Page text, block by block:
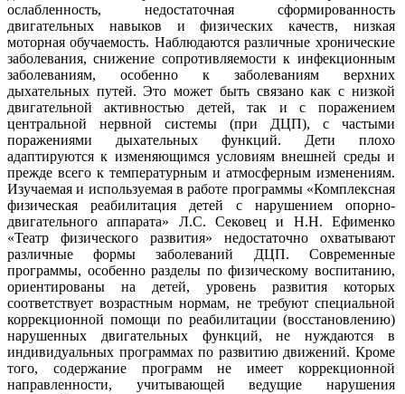
ослабленность, недостаточная сформированность
двигательных навыков и физических качеств, низкая
моторная обучаемость. Наблюдаются различные хронические
заболевания, снижение сопротивляемости к инфекционным
заболеваниям, особенно к заболеваниям верхних
дыхательных путей. Это может быть связано как с низкой
двигательной активностью детей, так и с поражением
центральной нервной системы (при ДЦП), с частыми
поражениями дыхательных функций. Дети плохо
адаптируются к изменяющимся условиям внешней среды и
прежде всего к температурным и атмосферным изменениям.
Изучаемая и используемая в работе программы «Комплексная
физическая реабилитация детей с нарушением опорно-
двигательного аппарата» Л.С. Сековец и Н.Н. Ефименко
«Театр физического развития» недостаточно охватывают
различные формы заболеваний ДЦП. Современные
программы, особенно разделы по физическому воспитанию,
ориентированы на детей, уровень развития которых
соответствует возрастным нормам, не требуют специальной
коррекционной помощи по реабилитации (восстановлению)
нарушенных двигательных функций, не нуждаются в
индивидуальных программах по развитию движений. Кроме
того, содержание программ не имеет коррекционной
направленности, учитывающей ведущие нарушения